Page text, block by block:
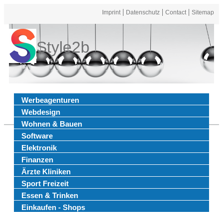
Imprint Datenschutz Contact Sitemap
Style2b
Werbeagenturen
Webdesign
Wohnen & Bauen
Software
Elektronik
Finanzen
Ärzte Kliniken
Sport Freizeit
Essen & Trinken
Einkaufen - Shops